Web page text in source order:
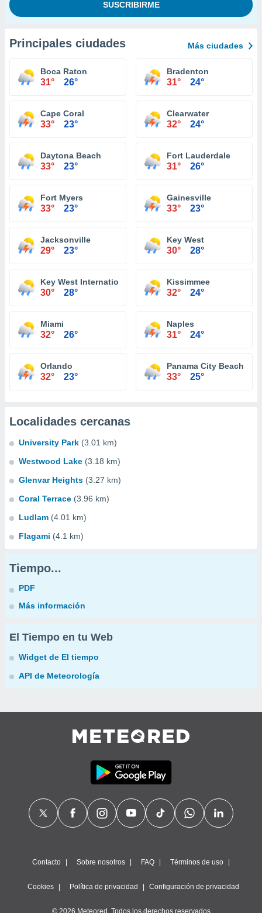
Principales ciudades Más ciudades
Boca Raton
31° 26°
Bradenton
31° 24°
Cape Coral
33° 23°
Clearwater
32° 24°
Daytona Beach
33° 23°
Fort Lauderdale
31° 26°
Fort Myers
33° 23°
Gainesville
33° 23°
Jacksonville
29° 23°
Key West
30° 28°
Key West International Airport
30° 28°
Kissimmee
32° 24°
Miami
32° 26°
Naples
31° 24°
Orlando
32° 23°
Panama City Beach
33° 25°
Localidades cercanas
University Park (3.01 km)
Westwood Lake (3.18 km)
Glenvar Heights (3.27 km)
Coral Terrace (3.96 km)
Ludlam (4.01 km)
Flagami (4.1 km)
Tiempo...
PDF
Más información
El Tiempo en tu Web
Widget de El tiempo
API de Meteorología
Contacto Sobre nosotros FAQ Términos de uso
Cookies Política de privacidad Configuración de privacidad
© 2026 Meteored. Todos los derechos reservados